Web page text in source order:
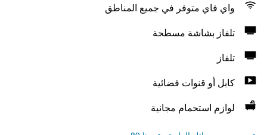
واي فاي متوفر في جميع المناطق
تلفاز بشاشة مسطحة
تلفاز
كابل أو قنوات فضائية
لوازم استحمام مجانية